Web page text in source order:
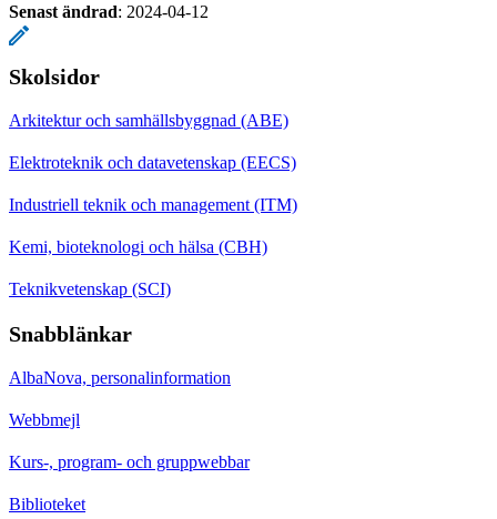
Senast ändrad: 2024-04-12
Skolsidor
Arkitektur och samhällsbyggnad (ABE)
Elektroteknik och datavetenskap (EECS)
Industriell teknik och management (ITM)
Kemi, bioteknologi och hälsa (CBH)
Teknikvetenskap (SCI)
Snabblänkar
AlbaNova, personalinformation
Webbmejl
Kurs-, program- och gruppwebbar
Biblioteket